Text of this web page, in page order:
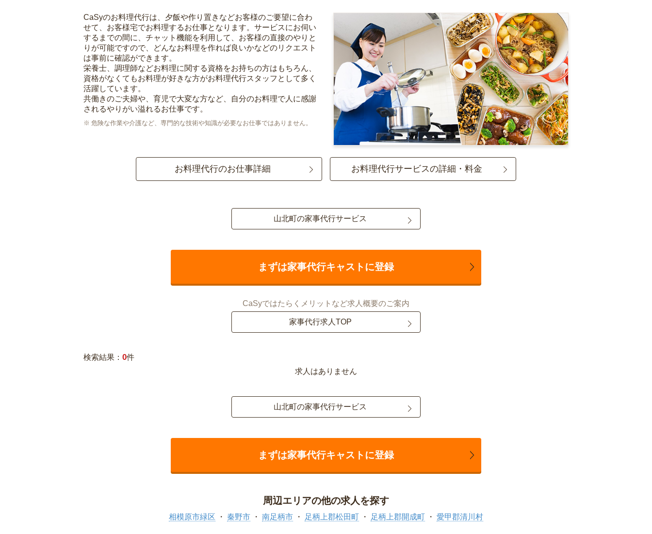
CaSyのお料理代行は、夕飯や作り置きなどお客様のご要望に合わ
せて、お客様宅でお料理するお仕事となります。サービスにお伺い
するまでの間に、チャット機能を利用して、お客様の直接のやりと
りが可能ですので、どんなお料理を作れば良いかなどのリクエスト
は事前に確認ができます。
栄養士、調理師などお料理に関する資格をお持ちの方はもちろん、
資格がなくてもお料理が好きな方がお料理代行スタッフとして多く
活躍しています。
共働きのご夫婦や、育児で大変な方など、自分のお料理で人に感謝
されるやりがい溢れるお仕事です。
危険な作業や介護など、専門的な技術や知識が必要なお仕事ではありません。
お料理代行のお仕事詳細 お料理代行サービスの詳細・料金
山北町の家事代行サービス
まずは家事代行キャストに登録
CaSyではたらくメリットなど求人概要のご案内
家事代行求人TOP
検索結果： 0件
求人はありません
山北町の家事代行サービス
まずは家事代行キャストに登録
周辺エリアの他の求人を探す
相模原市緑区 秦野市 南足柄市 足柄上郡松田町 足柄上郡開成町 愛甲郡清川村